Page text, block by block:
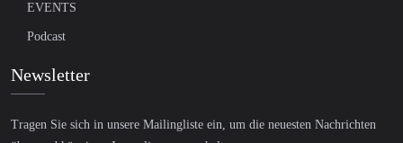
EVENTS
Podcast
Newsletter
Tragen Sie sich in unsere Mailingliste ein, um die neuesten Nachrichten